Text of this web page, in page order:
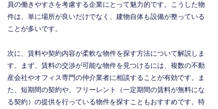
員の働きやすさを考慮する企業にとって魅力的です。こうした物
件は、単に場所が良いだけでなく、建物自体も設備が整っている
ことが多いです。
次に、賃料や契約内容が柔軟な物件を探す方法について解説しま
す。まず、賃料の交渉が可能な物件を見つけるには、複数の不動
産会社やオフィス専門の仲介業者に相談することが有効です。ま
た、短期間の契約や、フリーレント（一定期間の賃料が無料にな
る契約）の提供を行っている物件を探すこともおすすめです。特